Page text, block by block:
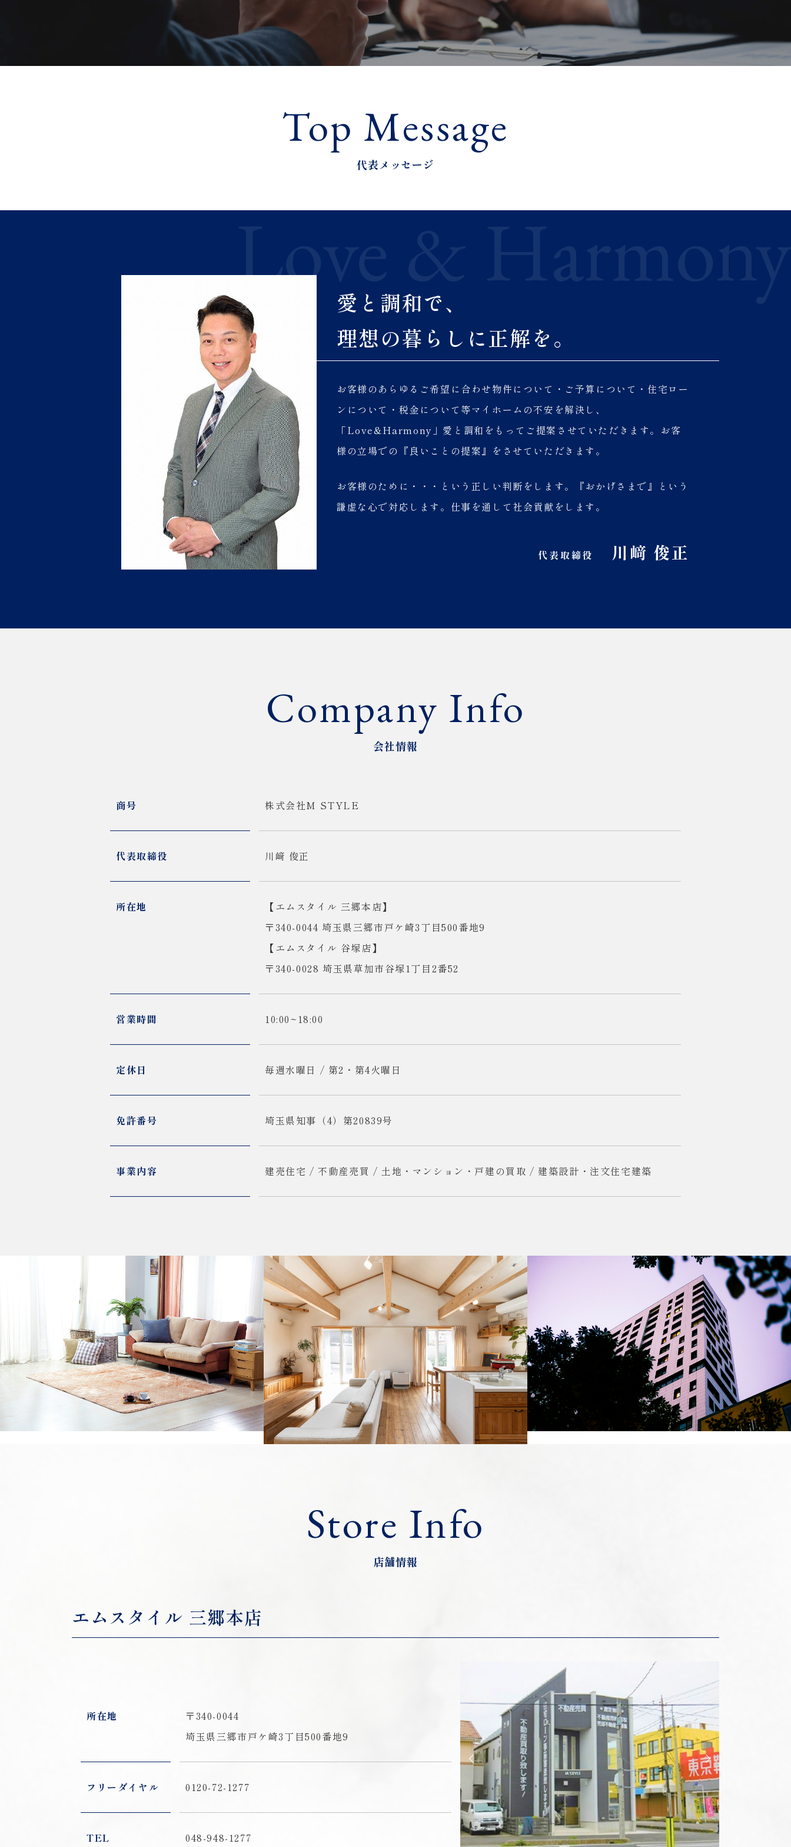
Top Message
代表メッセージ
愛と調和で、
理想の暮らしに正解を。
お客様のあらゆるご希望に合わせ物件について・ご予算について・住宅ロー
ンについて・税金について等マイホームの不安を解決し、
「Love&Harmony」愛と調和をもってご提案させていただきます。お客
様の立場での『良いことの提案』をさせていただきます。
お客様のために・・・という正しい判断をします。『おかげさまで』という
謙虚な心で対応します。仕事を通して社会貢献をします。
代表取締役 川﨑 俊正
Company Info
会社情報
商号 株式会社M STYLE
代表取締役 川﨑 俊正
所在地
【エムスタイル 三郷本店】
〒340-0044 埼玉県三郷市戸ケ崎3丁目500番地9
【エムスタイル 谷塚店】
〒340-0028 埼玉県草加市谷塚1丁目2番52
営業時間 10:00~18:00
定休日 毎週水曜日 / 第2・第4火曜日
免許番号 埼玉県知事（4）第20839号
事業内容 建売住宅 / 不動産売買 / 土地・マンション・戸建の買取 / 建築設計・注文住宅建築
Store Info
店舗情報
エムスタイル 三郷本店
所在地
〒340-0044
埼玉県三郷市戸ケ崎3丁目500番地9
フリーダイヤル 0120-72-1277
TEL 048-948-1277